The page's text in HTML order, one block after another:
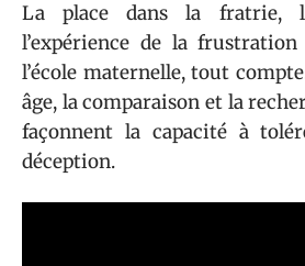
La place dans la fratrie,
l’expérience de la
l’école maternelle, tout
âge, la comparaison et la
façonnent la capacité à
déception.